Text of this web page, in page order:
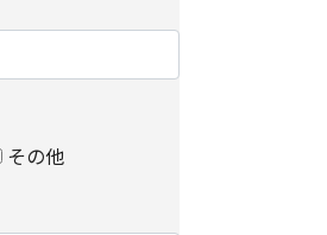
に備えて、
す。
その他